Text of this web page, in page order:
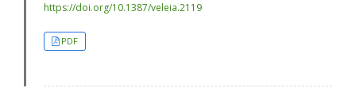
https://doi.org/10.1387/veleia.2119
PDF